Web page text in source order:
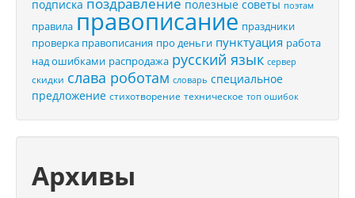
подписка полезные советы поэтам
правила правописание праздники
проверка правописания про деньги пунктуация работа
над ошибками распродажа русский язык сервер
скидки слава роботам словарь специальное
предложение стихотворение техническое топ ошибок
Архивы